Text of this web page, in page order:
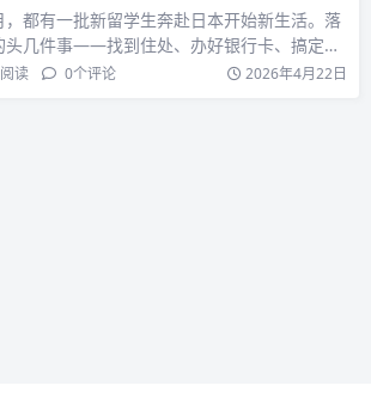
，都有一批新留学生奔赴日本开始新生活。落
头几件事——找到住处、办好银行卡、搞定手
乎是每…
读 0个评论 2026年4月22日